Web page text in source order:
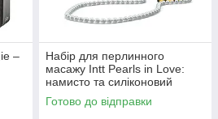
–
Набір для перлинного
масажу Intt Pearls in Love:
намисто та силіконовий
масажний гель
Готово до відправки